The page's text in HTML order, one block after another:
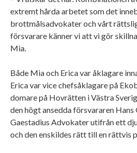
extremt hårda arbetet som det
brottmålsadvokater och vårt
försvarare känner vi att vi gör
Mia.
Både Mia och Erica var åklagare
Erica var vice chefsåklagare på
domare på Hovrätten i Västra
den högt ansedda försvararen Hans
Gaestadius Advokater utifrån ett
och den enskildes rätt till en rättvis